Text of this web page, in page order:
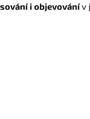
i objevovánív